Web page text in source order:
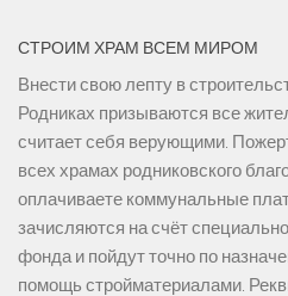
СТРОИМ ХРАМ ВСЕМ МИРОМ
Внести свою лепту в
Родниках призываются все
считает себя верующими.
всех храмах родниковского
оплачиваете коммунальные
зачисляются на счёт
фонда и пойдут точно по
помощь стройматериалами.